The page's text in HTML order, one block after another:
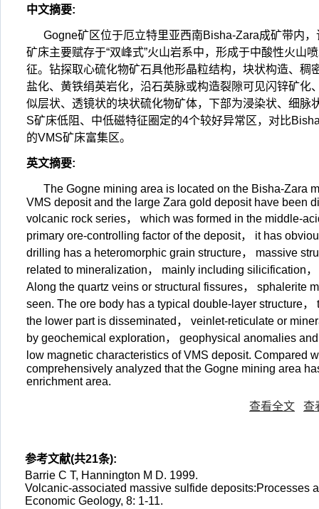
中文摘要:
Gogne矿区位于厄立特里亚西南Bisha-Zara成矿带内
矿床主要赋存于“双峰式”火山岩系中，形成于中酸性火
征。钻探取心硫化物矿石具他形晶粒结构，块状构造、
盐化、黄铁绢英岩化，沿石英脉或构造裂隙可见闪锌矿
似层状、透镜状的块状硫化物矿体，下部为浸染状、细
S矿床低阻、中低磁特征圈定的4个较好异常区，对比
的VMS矿床富集区。
英文摘要:
The Gogne mining area is located on the Bisha-Zara
VMS deposit and the large Zara gold deposit have been
volcanic rock series， which was formed in the middle-
primary ore-controlling factor of the deposit， it has
drilling has a heteromorphic grain structure， massive
related to mineralization， mainly including silicification
Along the quartz veins or structural fissures， sphalerite
seen. The ore body has a typical double-layer structure
the lower part is disseminated， veinlet-reticulate or
by geochemical exploration， geophysical anomalies
low magnetic characteristics of VMS deposit. Compared
comprehensively analyzed that the Gogne mining area
enrichment area.
查看全文 查
参考文献(共21条):
Barrie C T, Hannington M D. 1999.
Volcanic-associated massive sulfide deposits:Processes
Economic Geology, 8: 1-11.